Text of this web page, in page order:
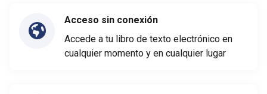
Acceso sin conexión
Accede a tu libro de texto electrónico en
cualquier momento y en cualquier lugar